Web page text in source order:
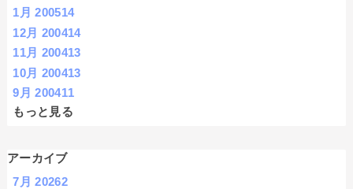
1月 200514
12月 200414
11月 200413
10月 200413
9月 200411
もっと見る
アーカイブ
7月 20262